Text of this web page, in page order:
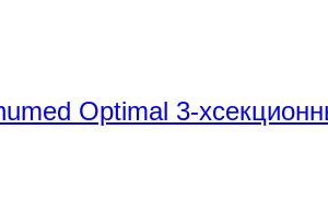
Optimal 3-